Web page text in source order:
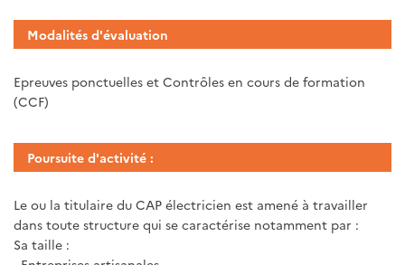
Modalités d'évaluation
Epreuves ponctuelles et Contrôles en cours de formation
(CCF)
Poursuite d'activité :
Le ou la titulaire du CAP électricien est amené à travailler
dans toute structure qui se caractérise notamment par :
Sa taille :